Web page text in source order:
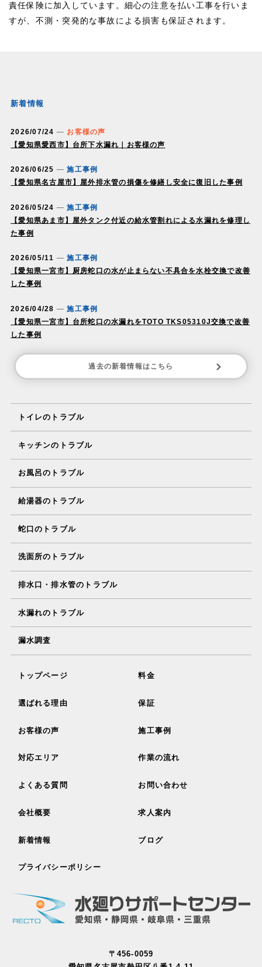
責任保険に加入しています。細心の注意を払い工事を行いま
すが、不測・突発的な事故による損害も保証されます。
新着情報
2026/07/24
お客様の声
【愛知県愛西市】台所下水漏れ｜お客様の声
2026/06/25
施工事例
【愛知県名古屋市】屋外排水管の損傷を修繕し安全に復旧した事例
2026/05/24
施工事例
【愛知県あま市】屋外タンク付近の給水管割れによる水漏れを修理し
た事例
2026/05/11
施工事例
【愛知県一宮市】厨房蛇口の水が止まらない不具合を水栓交換で改善
した事例
2026/04/28
施工事例
【愛知県一宮市】台所蛇口の水漏れをTOTO TKS05310J交換で改善
した事例
過去の新着情報はこちら
トイレのトラブル
キッチンのトラブル
お風呂のトラブル
給湯器のトラブル
蛇口のトラブル
洗面所のトラブル
排水口・排水管のトラブル
水漏れのトラブル
漏水調査
トップページ 料金
選ばれる理由 保証
お客様の声 施工事例
対応エリア 作業の流れ
よくある質問 お問い合わせ
会社概要 求人案内
新着情報 ブログ
プライバシーポリシー
〒456-0059